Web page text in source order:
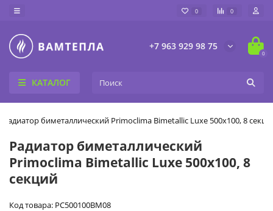
0 0
+7 963 929 98 75
0
КАТАЛОГ
Радиатор биметаллический Primoclima Bimetallic Luxe 500x100, 8
Радиатор биметаллический
Primoclima Bimetallic Luxe 500x100, 8
секций
Код товара: PC500100BM08